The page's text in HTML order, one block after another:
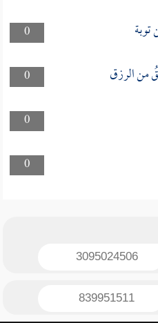
0
0
0
0
3095024506
839951511